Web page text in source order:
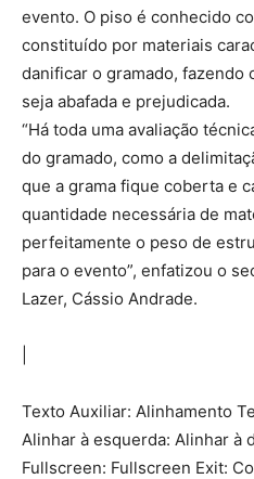
evento. O piso é conhecido
constituído por materiais
danificar o gramado, fazendo
seja abafada e prejudicada.
“Há toda uma avaliação
do gramado, como a
que a grama fique coberta e
quantidade necessária de
perfeitamente o peso de
para o evento”, enfatizou o
Lazer, Cássio Andrade.
Texto Auxiliar: Alinhamento
Alinhar à esquerda: Alinhar à
Fullscreen: Fullscreen Exit: